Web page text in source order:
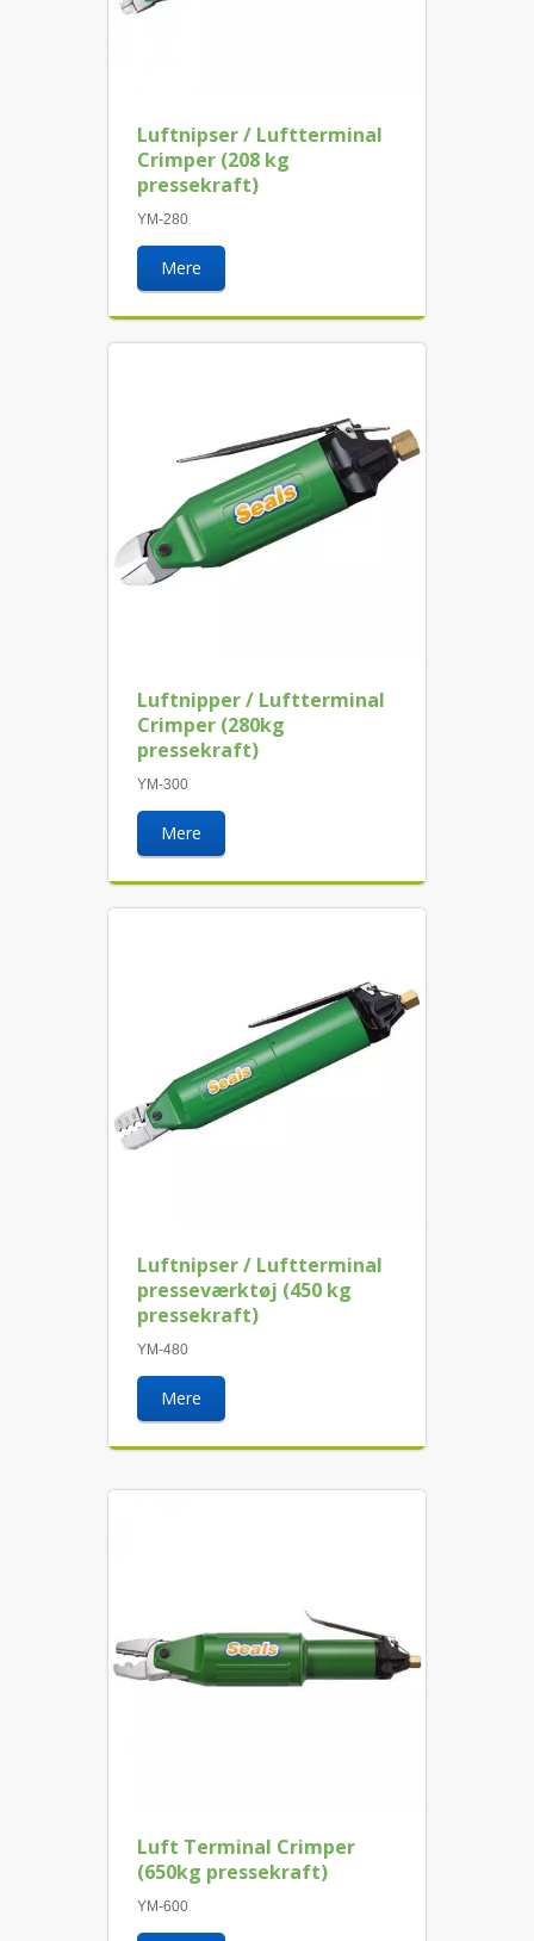
Luftnipser / Luftterminal
Crimper (208 kg
pressekraft)
YM-280
Mere
Luftnipper / Luftterminal
Crimper (280kg
pressekraft)
YM-300
Mere
Luftnipser / Luftterminal
presseværktøj (450 kg
pressekraft)
YM-480
Mere
Luft Terminal Crimper
(650kg pressekraft)
YM-600